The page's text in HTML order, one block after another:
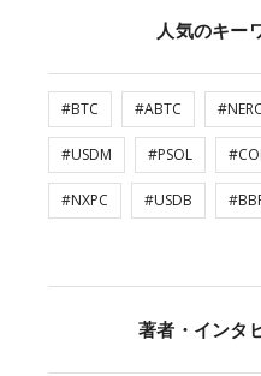
人気のキー
#BTC #ABTC
#USDM #PSOL
#NXPC #USDB
著者・インタ